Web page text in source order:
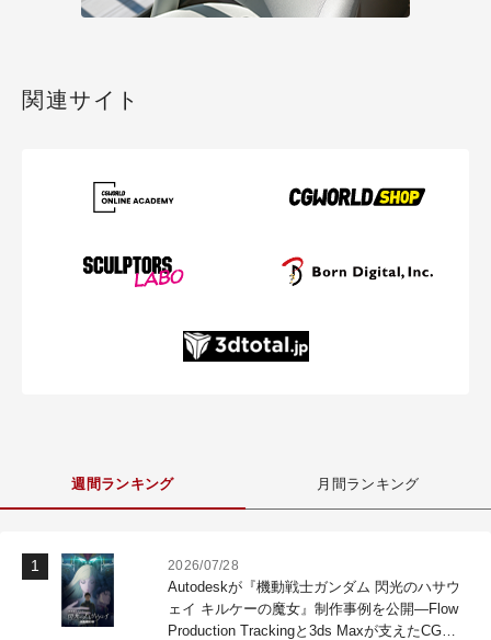
関連サイト
週間ランキング 月間ランキング
2026/07/28
Autodeskが『機動戦士ガンダム 閃光のハサウ
ェイ キルケーの魔女』制作事例を公開―Flow
Production Trackingと3ds Maxが支えたCG制